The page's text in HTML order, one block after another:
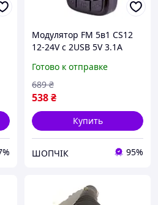
Модулятор FM 5в1 CS12
12-24V с 2USB 5V 3.1A
SCH_13
Готово к отправке
538₴
689 ₴
Купить
ШОПЧІК 95%